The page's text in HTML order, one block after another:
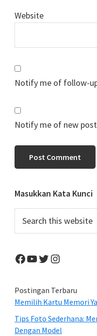
Website
Notify me of follow-
Notify me of new
Primary
Sidebar
Masukkan Kata Kunci
this
Facebook
YouTube
Twitter
Instagram
Postingan Terbaru
Memilih Kartu Memori
Tips Foto Sederhana:
Dengan Model